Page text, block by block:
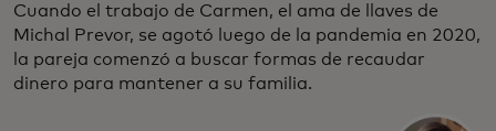
Cuando el trabajo de Carmen, el ama de llaves de
Michal Prevor, se agotó luego de la pandemia en 2020,
la pareja comenzó a buscar formas de recaudar
dinero para mantener a su familia.